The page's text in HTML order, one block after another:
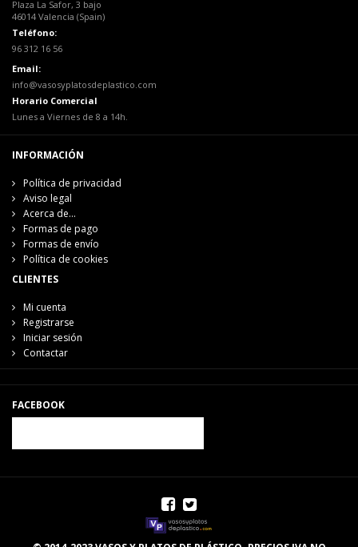
Plaza La Safor, 3 bajo
46014 Valencia (Spain)
Teléfono:
96 312 16 56
Email:
info@vasosyplatosdeplastico.com
Horario Comercial
Lunes a Viernes de 8 a 14h.
INFORMACIÓN
Política de privacidad
Aviso legal
Acerca de...
Formas de pago
Formas de envío
Política de cookies
CLIENTES
Mi cuenta
Registrarse
Iniciar sesión
Contactar
FACEBOOK